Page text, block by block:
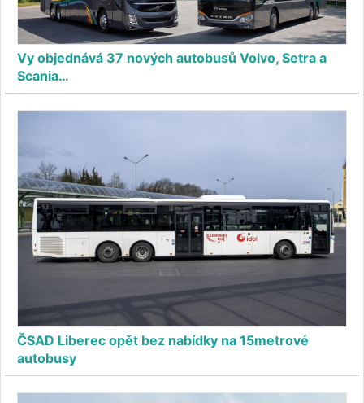
Vy objednává 37 nových autobusů Volvo, Setra a
Scania…
ČSAD Liberec opět bez nabídky na 15metrové
autobusy